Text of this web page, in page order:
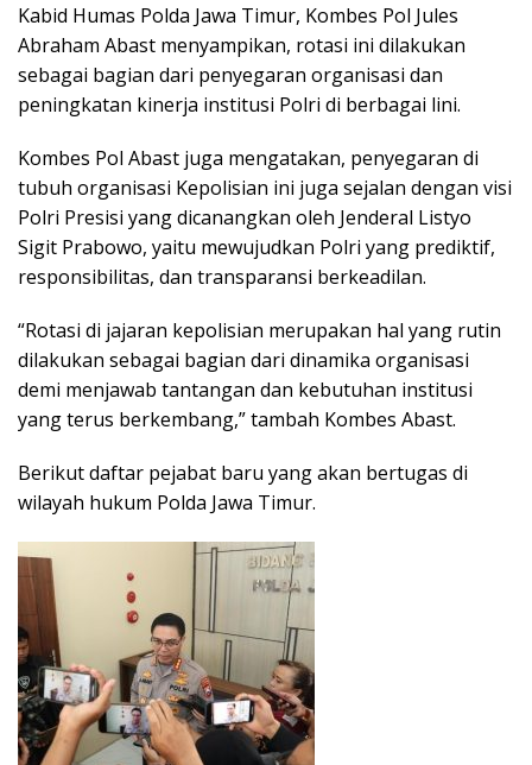
Kabid Humas Polda Jawa Timur, Kombes Pol Jules
Abraham Abast menyampikan, rotasi ini dilakukan
sebagai bagian dari penyegaran organisasi dan
peningkatan kinerja institusi Polri di berbagai lini.
Kombes Pol Abast juga mengatakan, penyegaran di
tubuh organisasi Kepolisian ini juga sejalan dengan visi
Polri Presisi yang dicanangkan oleh Jenderal Listyo
Sigit Prabowo, yaitu mewujudkan Polri yang prediktif,
responsibilitas, dan transparansi berkeadilan.
“Rotasi di jajaran kepolisian merupakan hal yang rutin
dilakukan sebagai bagian dari dinamika organisasi
demi menjawab tantangan dan kebutuhan institusi
yang terus berkembang,” tambah Kombes Abast.
Berikut daftar pejabat baru yang akan bertugas di
wilayah hukum Polda Jawa Timur.